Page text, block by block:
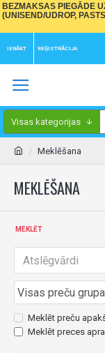
BEZMAKSAS PIEGĀDE
(UNISEND/UDROP,
IENĀKT REĢISTRĀCIJA
Visas kategorijas
Meklēšana
MEKLĒŠANA
MEKLĒT
Meklēt preču
Meklēt preces